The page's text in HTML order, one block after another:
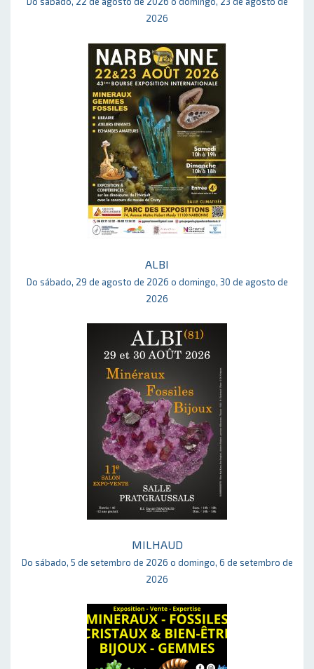
2026
ALBI
Do sábado, 29 de agosto de 2026 o domingo, 30 de agosto de
2026
MILHAUD
Do sábado, 5 de setembro de 2026 o domingo, 6 de setembro de
2026